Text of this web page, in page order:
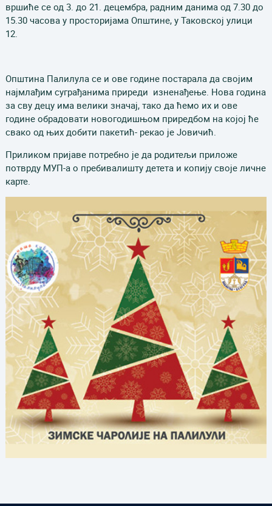
вршиће се од 3. до 21. децембра, радним данима од 7.30 до
15.30 часова у просторијама Општине, у Таковској улици
12.
Општина Палилула се и ове године постарала да својим
најмлађим суграђанима приреди изненађење. Нова година
за сву децу има велики значај, тако да ћемо их и ове
године обрадовати новогодишњом приредбом на којој ће
свако од њих добити пакетић- рекао је Јовичић.
Приликом пријаве потребно је да родитељи приложе
потврду МУП-а о пребивалишту детета и копију своје личне
карте.